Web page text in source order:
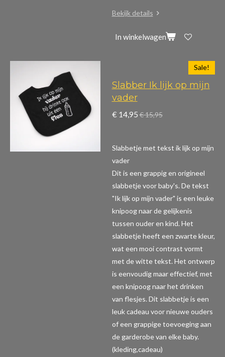
Bekijk details
In winkelwagen
Sale!
Slabber Ik lijk op mijn
vader
€ 14,95 € 15,95
Slabbetje met tekst ik lijk op mijn
vader
Dit is een grappig en origineel
slabbetje voor baby's. De tekst
"Ik lijk op mijn vader" is een leuke
knipoog naar de gelijkenis
tussen ouder en kind. Het
slabbetje heeft een zwarte kleur,
wat een mooi contrast vormt
met de witte tekst. Het ontwerp
is eenvoudig maar effectief, met
een knipoog naar het drinken
van flesjes. Dit slabbetje is een
leuk cadeau voor nieuwe ouders
of een grappige toevoeging aan
de garderobe van elke baby.
(kleding,cadeau)